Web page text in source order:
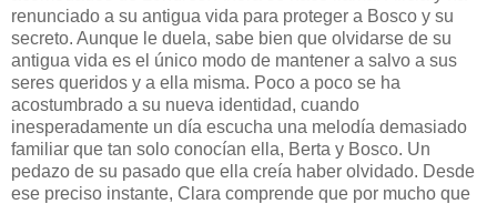
renunciado a su antigua vida para proteger a Bosco y su
secreto. Aunque le duela, sabe bien que olvidarse de su
antigua vida es el único modo de mantener a salvo a sus
seres queridos y a ella misma. Poco a poco se ha
acostumbrado a su nueva identidad, cuando
inesperadamente un día escucha una melodía demasiado
familiar que tan solo conocían ella, Berta y Bosco. Un
pedazo de su pasado que ella creía haber olvidado. Desde
ese preciso instante, Clara comprende que por mucho que